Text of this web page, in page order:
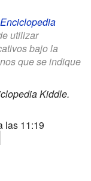
Enciclopedia
utilizar
bajo la
que se indique
Kiddle.
las 11:19